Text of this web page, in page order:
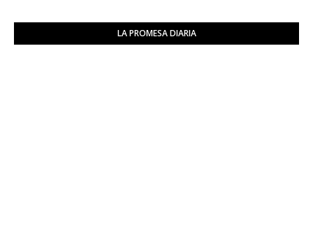
LA PROMESA DIARIA